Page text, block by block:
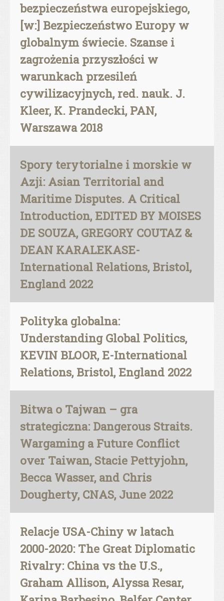
bezpieczeństwa europejskiego,
[w:] Bezpieczeństwo Europy w
globalnym świecie. Szanse i
zagrożenia przyszłości w
warunkach przesileń
cywilizacyjnych, red. nauk. J.
Kleer, K. Prandecki, PAN,
Warszawa 2018
Spory terytorialne i morskie w
Azji: Asian Territorial and
Maritime Disputes. A Critical
Introduction, EDITED BY MOISES
DE SOUZA, GREGORY COUTAZ &
DEAN KARALEKASE-
International Relations, Bristol,
England 2022
Polityka globalna:
Understanding Global Politics,
KEVIN BLOOR, E-International
Relations, Bristol, England 2022
Bitwa o Tajwan – gra
strategiczna: Dangerous Straits.
Wargaming a Future Conflict
over Taiwan, Stacie Pettyjohn,
Becca Wasser, and Chris
Dougherty, CNAS, June 2022
Relacje USA-Chiny w latach
2000-2020: The Great Diplomatic
Rivalry: China vs the U.S.,
Graham Allison, Alyssa Resar,